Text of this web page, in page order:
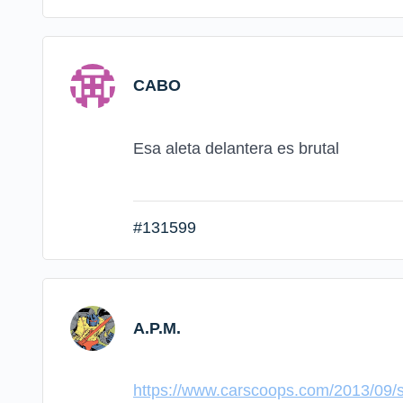
CABO
Esa aleta delantera es brutal
#131599
A.P.M.
https://www.carscoops.com/2013/